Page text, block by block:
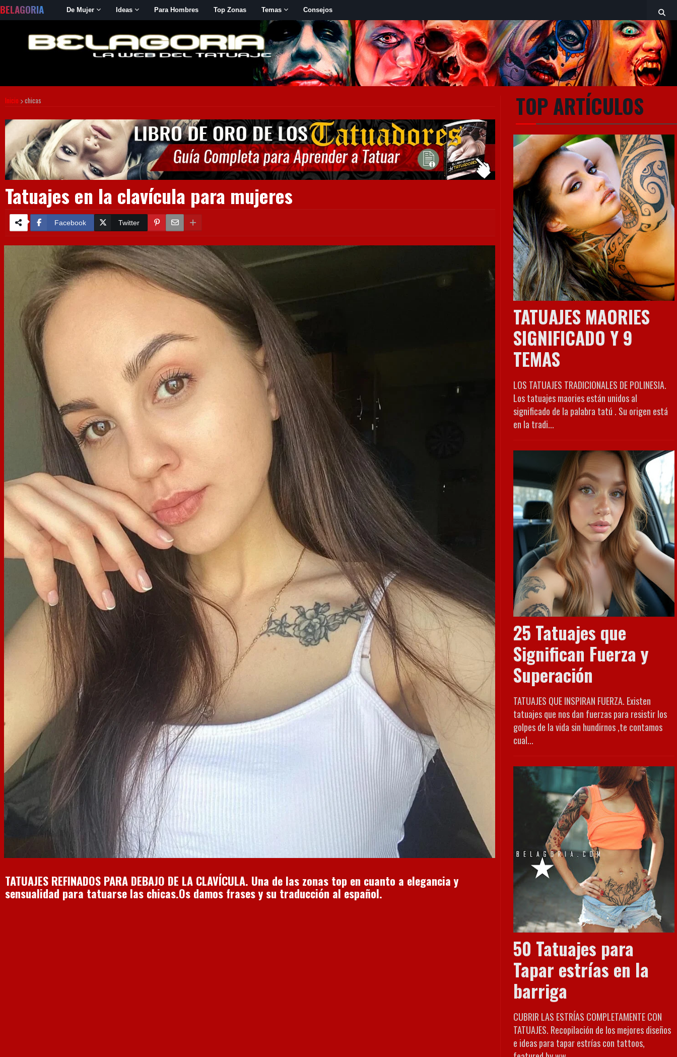
BELAGORIA De Mujer Ideas Para Hombres Top Zonas Temas Consejos
Inicio chicas
Tatuajes en la clavícula para mujeres
Facebook Twitter
TATUAJES REFINADOS PARA DEBAJO DE LA CLAVÍCULA. Una de las zonas top en cuanto a elegancia y
sensualidad para tatuarse las chicas.Os damos frases y su traducción al español.
TOP ARTÍCULOS
TATUAJES MAORIES
SIGNIFICADO Y 9
TEMAS
LOS TATUAJES TRADICIONALES DE POLINESIA.
Los tatuajes maories están unidos al
significado de la palabra tatú . Su origen está
en la tradi...
25 Tatuajes que
Significan Fuerza y
Superación
TATUAJES QUE INSPIRAN FUERZA. Existen
tatuajes que nos dan fuerzas para resistir los
golpes de la vida sin hundirnos ,te contamos
cual...
50 Tatuajes para
Tapar estrías en la
barriga
CUBRIR LAS ESTRÍAS COMPLETAMENTE CON
TATUAJES. Recopilación de los mejores diseños
e ideas para tapar estrías con tattoos,